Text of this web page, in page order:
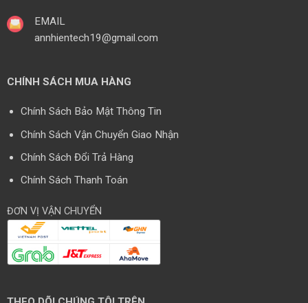
EMAIL
annhientech19@gmail.com
CHÍNH SÁCH MUA HÀNG
Chính Sách Bảo Mật Thông Tin
Chính Sách Vận Chuyển Giao Nhận
Chính Sách Đổi Trả Hàng
Chính Sách Thanh Toán
ĐƠN VỊ VẬN CHUYỂN